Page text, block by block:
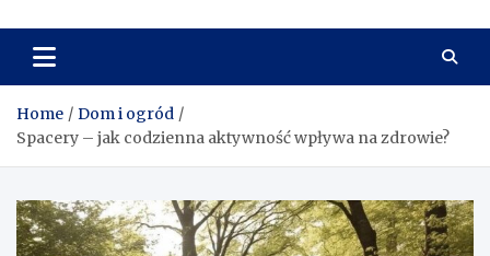
Dom-Magazyn.pl
Home
Dom i ogród
Spacery – jak codzienna aktywność wpływa na zdrowie?